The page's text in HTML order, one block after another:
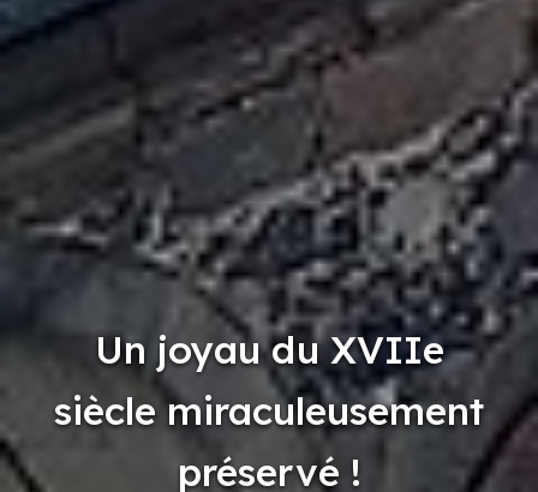
Un joyau du XVIIe
siècle miraculeusement
préservé !